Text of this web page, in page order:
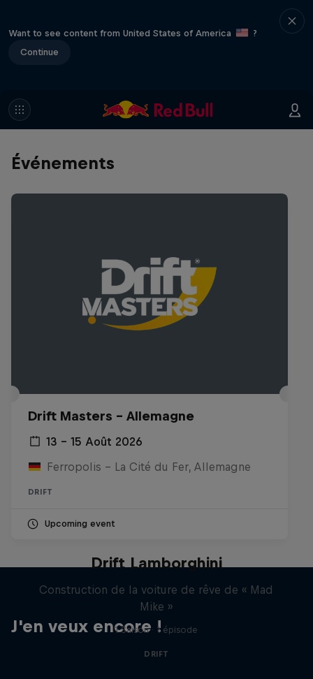
Want to see content from United States of America
?
Continue
Événements
Drift Masters – Allemagne
13 – 15 Août 2026
Ferropolis – La Cité du Fer, Allemagne
DRIFT
Upcoming event
J'en veux encore !
Drift Lamborghini
Construction de la voiture de rêve de « Mad
Mike »
1 Saison · 1 épisode
DRIFT